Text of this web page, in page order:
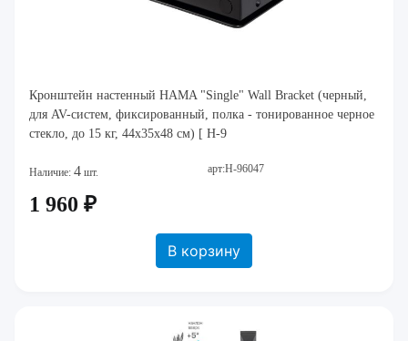
Кронштейн настенный HAMA "Single" Wall Bracket (черный,
для AV-систем, фиксированный, полка - тонированное черное
стекло, до 15 кг, 44x35x48 см) [ H-9
Наличие: 4 шт. арт:H-96047
1 960 ₽
В корзину